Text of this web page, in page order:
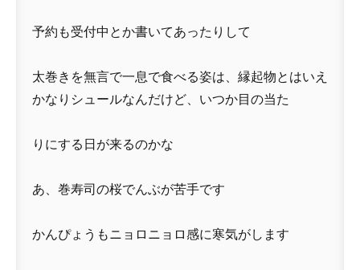
予約も受付中とか書いてあったりして
太巻きを無言で一息で食べる姿は、縁起物とはいえ
かなりシュールなんだけど、いつか目の当た
りにする日が来るのかな
あ、巻寿司の桜でんぶが苦手です
かんぴょうもニョロニョロ感に寒気がします